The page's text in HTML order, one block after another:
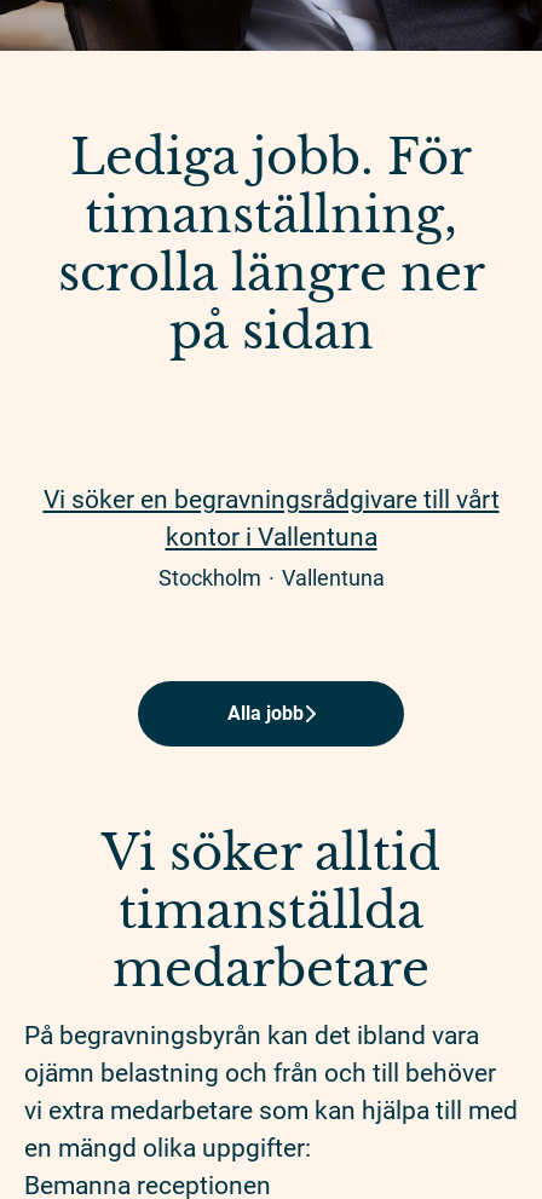
Lediga jobb. För
timanställning,
scrolla längre ner
på sidan
Vi söker en begravningsrådgivare till vårt
kontor i Vallentuna
Stockholm · Vallentuna
Alla jobb
Vi söker alltid
timanställda
medarbetare
På begravningsbyrån kan det ibland vara
ojämn belastning och från och till behöver
vi extra medarbetare som kan hjälpa till med
en mängd olika uppgifter:
Bemanna receptionen